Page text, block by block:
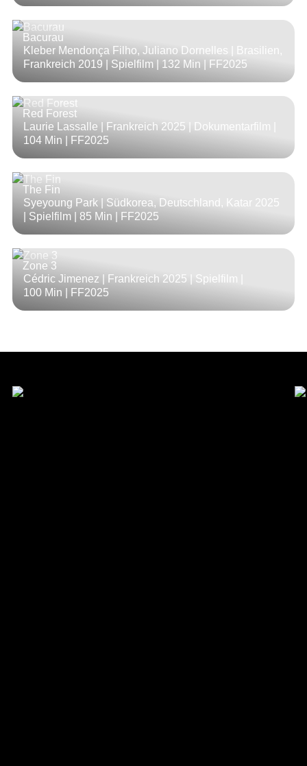
Bacurau
Kleber Mendonça Filho, Juliano Dornelles | Brasilien,
Frankreich 2019 | Spielfilm | 132 Min | FF2025
Red Forest
Laurie Lassalle | Frankreich 2025 | Dokumentarfilm |
104 Min | FF2025
The Fin
Syeyoung Park | Südkorea, Deutschland, Katar 2025
| Spielfilm | 85 Min | FF2025
Zone 3
Cédric Jimenez | Frankreich 2025 | Spielfilm |
100 Min | FF2025